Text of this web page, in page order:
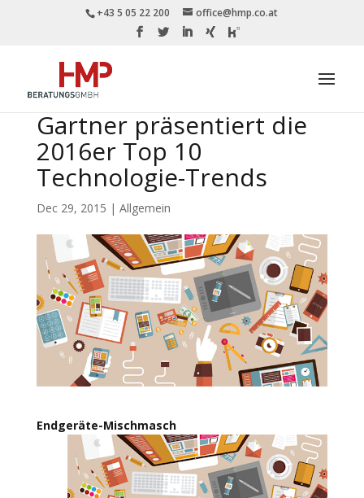
+43 5 05 22 200 office@hmp.co.at
Gartner präsentiert die
2016er Top 10
Technologie-Trends
Dec 29, 2015 | Allgemein
Endgeräte-Mischmasch